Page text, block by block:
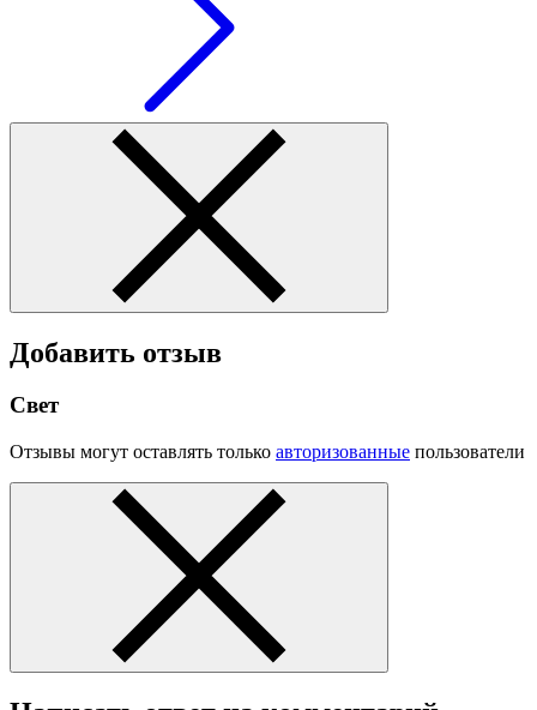
Добавить отзыв
Свет
Отзывы могут оставлять только авторизованные пользователи